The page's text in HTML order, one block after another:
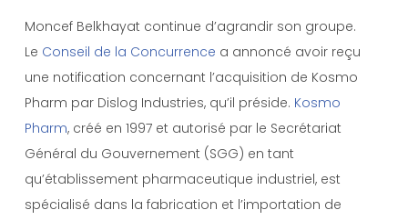
Moncef Belkhayat continue d’agrandir son groupe.
Le Conseil de la Concurrence a annoncé avoir reçu
une notification concernant l’acquisition de Kosmo
Pharm par Dislog Industries, qu’il préside. Kosmo
Pharm, créé en 1997 et autorisé par le Secrétariat
Général du Gouvernement (SGG) en tant
qu’établissement pharmaceutique industriel, est
spécialisé dans la fabrication et l’importation de